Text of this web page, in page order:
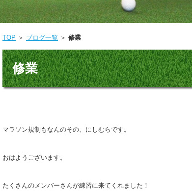
TOP ＞ ブログ一覧 ＞ 修業
修業
マラソン規制もなんのその、にしむらです。
おはようございます。
たくさんのメンバーさんが練習に来てくれました！